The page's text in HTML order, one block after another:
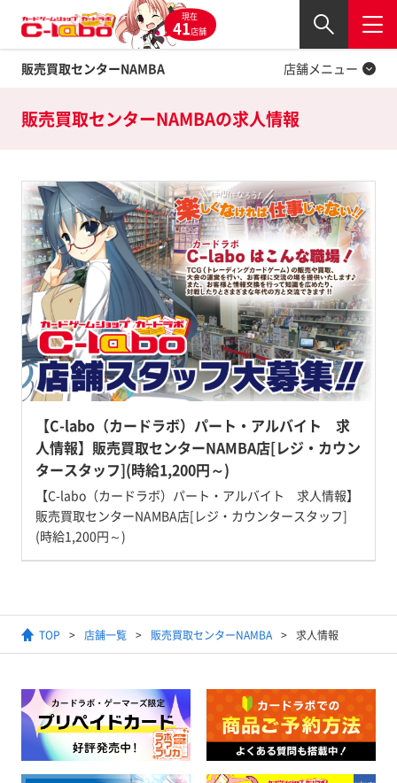
現在
41店舗
販売買取センターNAMBA
閉じる
店舗メニュー
Twitter
販売買取センターNAMBAの求人情報
【C-labo（カードラボ）パート・アルバイト 求
人情報】販売買取センターNAMBA店[レジ・カウン
タースタッフ](時給1,200円～)
【C-labo（カードラボ）パート・アルバイト 求人情報】
販売買取センターNAMBA店[レジ・カウンタースタッフ]
(時給1,200円～)
TOP 店舗一覧 販売買取センターNAMBA 求人情報